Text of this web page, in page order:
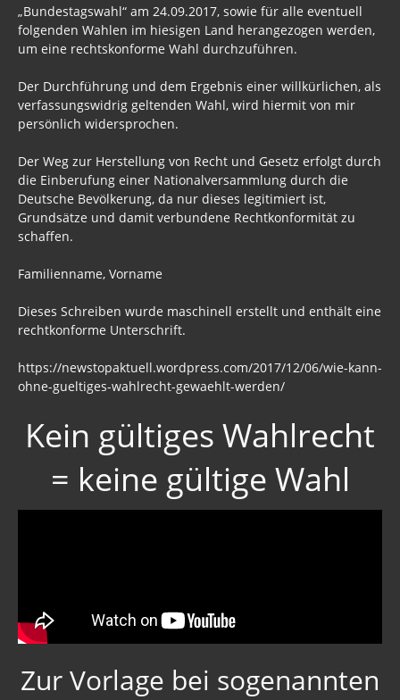
„Bundestagswahl“ am 24.09.2017, sowie für alle eventuell
folgenden Wahlen im hiesigen Land herangezogen werden,
um eine rechtskonforme Wahl durchzuführen.
Der Durchführung und dem Ergebnis einer willkürlichen, als
verfassungswidrig geltenden Wahl, wird hiermit von mir
persönlich widersprochen.
Der Weg zur Herstellung von Recht und Gesetz erfolgt durch
die Einberufung einer Nationalversammlung durch die
Deutsche Bevölkerung, da nur dieses legitimiert ist,
Grundsätze und damit verbundene Rechtkonformität zu
schaffen.
Familienname, Vorname
Dieses Schreiben wurde maschinell erstellt und enthält eine
rechtkonforme Unterschrift.
https://newstopaktuell.wordpress.com/2017/12/06/wie-kann-
ohne-gueltiges-wahlrecht-gewaehlt-werden/
Kein gültiges Wahlrecht
= keine gültige Wahl
Zur Vorlage bei sogenannten